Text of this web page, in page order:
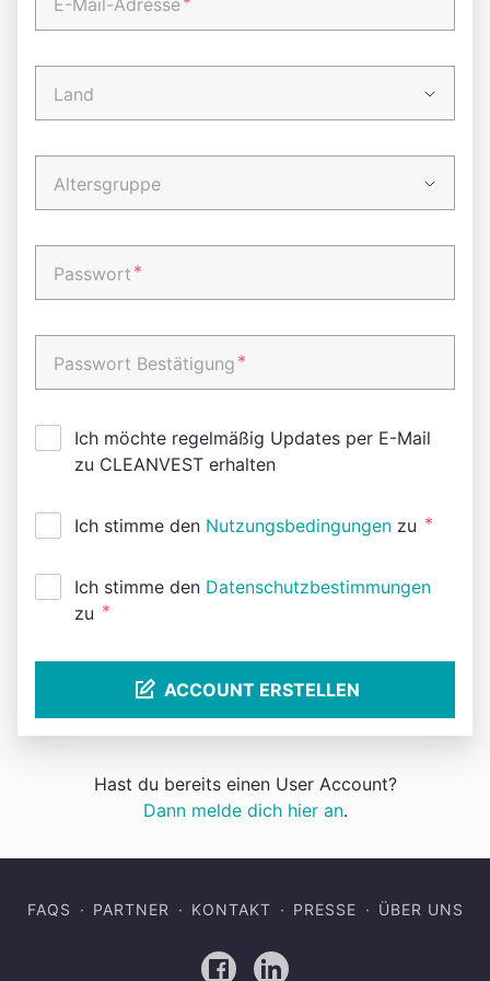
E-Mail-Adresse
Land
Altersgruppe
Passwort *
Passwort Bestätigung *
Ich möchte regelmäßig Updates per E-Mail
zu CLEANVEST erhalten
Ich stimme den Nutzungsbedingungen zu *
Ich stimme den Datenschutzbestimmungen
zu *
ACCOUNT ERSTELLEN
Hast du bereits einen User Account?
Dann melde dich hier an.
FAQS PARTNER KONTAKT PRESSE ÜBER UNS